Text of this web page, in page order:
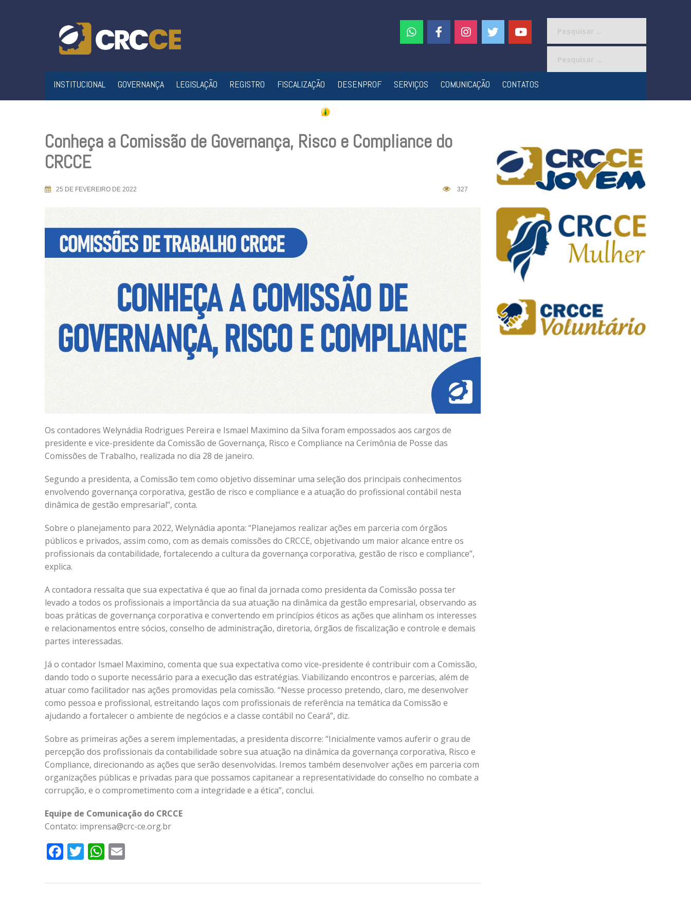
INSTITUCIONAL GOVERNANÇA LEGISLAÇÃO REGISTRO FISCALIZAÇÃO DESENPROF SERVIÇOS COMUNICAÇÃO CONTATOS
Conheça a Comissão de Governança, Risco e Compliance do
CRCCE
25 DE FEVEREIRO DE 2022 327
Os contadores Welynádia Rodrigues Pereira e Ismael Maximino da Silva foram empossados aos cargos de
presidente e vice-presidente da Comissão de Governança, Risco e Compliance na Cerimônia de Posse das
Comissões de Trabalho, realizada no dia 28 de janeiro.
Segundo a presidenta, a Comissão tem como objetivo disseminar uma seleção dos principais conhecimentos
envolvendo governança corporativa, gestão de risco e compliance e a atuação do profissional contábil nesta
dinâmica de gestão empresarial”, conta.
Sobre o planejamento para 2022, Welynádia aponta: “Planejamos realizar ações em parceria com órgãos
públicos e privados, assim como, com as demais comissões do CRCCE, objetivando um maior alcance entre os
profissionais da contabilidade, fortalecendo a cultura da governança corporativa, gestão de risco e compliance”,
explica.
A contadora ressalta que sua expectativa é que ao final da jornada como presidenta da Comissão possa ter
levado a todos os profissionais a importância da sua atuação na dinâmica da gestão empresarial, observando as
boas práticas de governança corporativa e convertendo em princípios éticos as ações que alinham os interesses
e relacionamentos entre sócios, conselho de administração, diretoria, órgãos de fiscalização e controle e demais
partes interessadas.
Já o contador Ismael Maximino, comenta que sua expectativa como vice-presidente é contribuir com a Comissão,
dando todo o suporte necessário para a execução das estratégias. Viabilizando encontros e parcerias, além de
atuar como facilitador nas ações promovidas pela comissão. “Nesse processo pretendo, claro, me desenvolver
como pessoa e profissional, estreitando laços com profissionais de referência na temática da Comissão e
ajudando a fortalecer o ambiente de negócios e a classe contábil no Ceará”, diz.
Sobre as primeiras ações a serem implementadas, a presidenta discorre: “Inicialmente vamos auferir o grau de
percepção dos profissionais da contabilidade sobre sua atuação na dinâmica da governança corporativa, Risco e
Compliance, direcionando as ações que serão desenvolvidas. Iremos também desenvolver ações em parceria com
organizações públicas e privadas para que possamos capitanear a representatividade do conselho no combate a
corrupção, e o comprometimento com a integridade e a ética”, conclui.
Equipe de Comunicação do CRCCE
Contato: imprensa@crc-ce.org.br
Facebook
TwitterWhatsApp